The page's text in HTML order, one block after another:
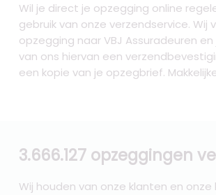
Wil je direct je opzegging online
gebruik van onze verzendservice. Wij
opzegging naar VBJ Assuradeuren
van ons hiervan een
een kopie van je opzegbrief.
3.666.127 opzeggingen
Wij houden van onze klanten en onze